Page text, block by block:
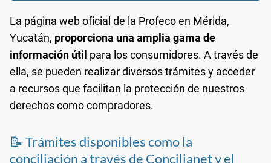
La página web oficial de la Profeco en Mérida,
Yucatán, proporciona una amplia gama de
información útil para los consumidores. A través de
ella, se pueden realizar diversos trámites y acceder
a recursos que facilitan la protección de nuestros
derechos como compradores.
📝 Trámites disponibles como la
conciliación a través de Concilianet y el